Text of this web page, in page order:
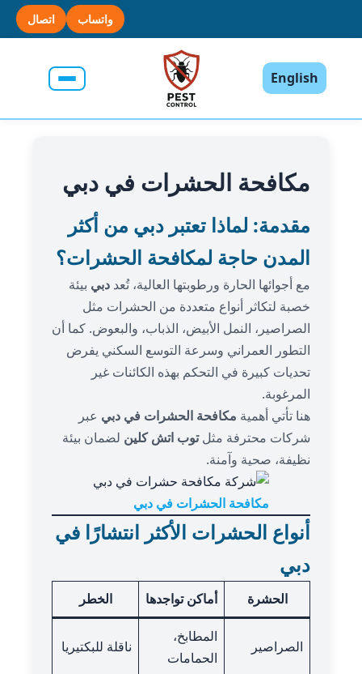
واتساب اتصال
English
مكافحة الحشرات في دبي
مقدمة: لماذا تعتبر دبي من أكثر
المدن حاجة لمكافحة الحشرات؟
مع أجوائها الحارة ورطوبتها العالية، تُعد دبي بيئة
خصبة لتكاثر أنواع متعددة من الحشرات مثل
الصراصير، النمل الأبيض، الذباب، والبعوض. كما أن
التطور العمراني وسرعة التوسع السكني يفرض
تحديات كبيرة في التحكم بهذه الكائنات غير
المرغوبة.
هنا تأتي أهمية مكافحة الحشرات في دبي عبر
شركات محترفة مثلتوب اتش كلين لضمان بيئة
نظيفة، صحية وآمنة.
مكافحة الحشرات في دبي
أنواع الحشرات الأكثر انتشارًا في
دبي
الحشرة أماكن تواجدها الخطر
الصراصير
المطابخ،
الحمامات
ناقلة للبكتيريا